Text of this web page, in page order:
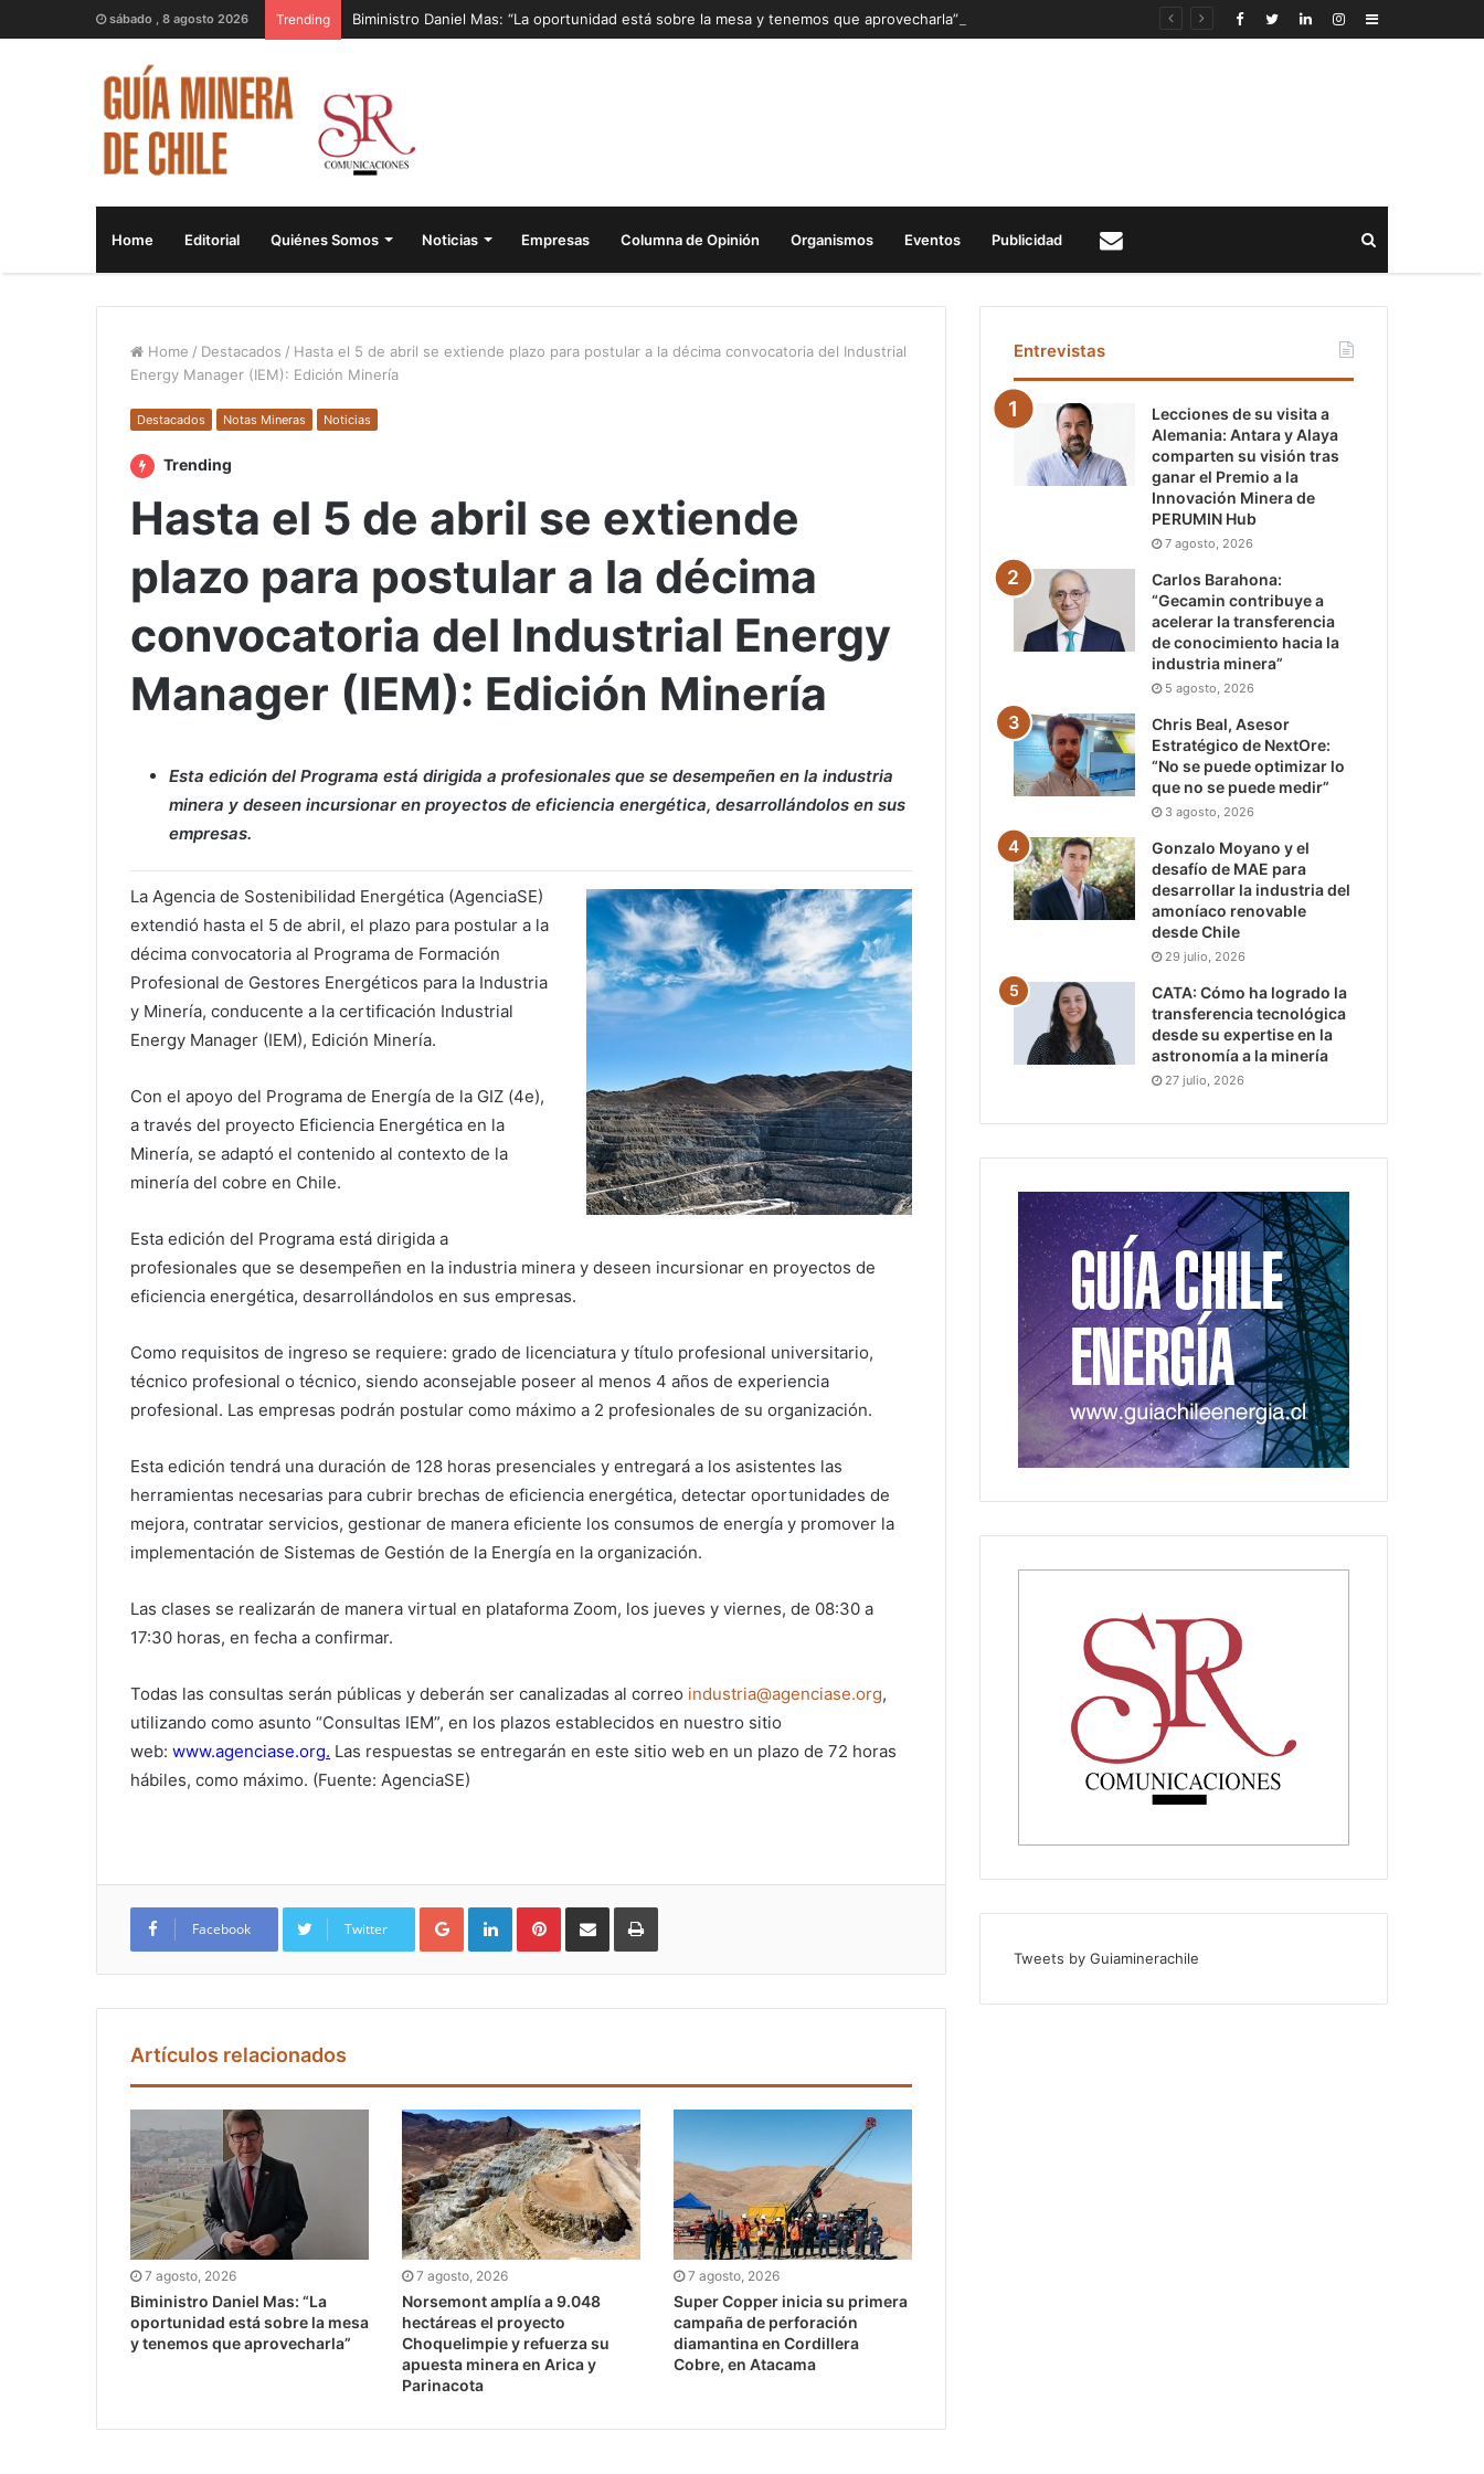
sábado , 8 agosto 2026 Trending Biministro Daniel Mas: “La oportunidad está sobre la mesa y tenemos que aprovecharla” Sidebar
Home Editorial Quiénes Somos Noticias Empresas Columna de Opinión Organismos Eventos Publicidad
Home / Destacados / Hasta el 5 de abril se extiende plazo para postular a la décima convocatoria del Industrial
Energy Manager (IEM): Edición Minería
Destacados Notas Mineras Noticias
Trending
Hasta el 5 de abril se extiende
plazo para postular a la décima
convocatoria del Industrial Energy
Manager (IEM): Edición Minería
Esta edición del Programa está dirigida a profesionales que se desempeñen en la industria
minera y deseen incursionar en proyectos de eficiencia energética, desarrollándolos en sus
empresas.
La Agencia de Sostenibilidad Energética (AgenciaSE)
extendió hasta el 5 de abril, el plazo para postular a la
décima convocatoria al Programa de Formación
Profesional de Gestores Energéticos para la Industria
y Minería, conducente a la certificación Industrial
Energy Manager (IEM), Edición Minería.
Con el apoyo del Programa de Energía de la GIZ (4e),
a través del proyecto Eficiencia Energética en la
Minería, se adaptó el contenido al contexto de la
minería del cobre en Chile.
Esta edición del Programa está dirigida a
profesionales que se desempeñen en la industria minera y deseen incursionar en proyectos de
eficiencia energética, desarrollándolos en sus empresas.
Como requisitos de ingreso se requiere: grado de licenciatura y título profesional universitario,
técnico profesional o técnico, siendo aconsejable poseer al menos 4 años de experiencia
profesional. Las empresas podrán postular como máximo a 2 profesionales de su organización.
Esta edición tendrá una duración de 128 horas presenciales y entregará a los asistentes las
herramientas necesarias para cubrir brechas de eficiencia energética, detectar oportunidades de
mejora, contratar servicios, gestionar de manera eficiente los consumos de energía y promover la
implementación de Sistemas de Gestión de la Energía en la organización.
Las clases se realizarán de manera virtual en plataforma Zoom, los jueves y viernes, de 08:30 a
17:30 horas, en fecha a confirmar.
Todas las consultas serán públicas y deberán ser canalizadas al correo industria@agenciase.org,
utilizando como asunto “Consultas IEM”, en los plazos establecidos en nuestro sitio
web: www.agenciase.org. Las respuestas se entregarán en este sitio web en un plazo de 72 horas
hábiles, como máximo. (Fuente: AgenciaSE)
Facebook Twitter
Google+ LinkedIn Pinterest
Artículos relacionados
7 agosto, 2026
Biministro Daniel Mas: “La
oportunidad está sobre la mesa
y tenemos que aprovecharla”
7 agosto, 2026
Norsemont amplía a 9.048
hectáreas el proyecto
Choquelimpie y refuerza su
apuesta minera en Arica y
Parinacota
7 agosto, 2026
Super Copper inicia su primera
campaña de perforación
diamantina en Cordillera
Cobre, en Atacama
Entrevistas
Lecciones de su visita a
Alemania: Antara y Alaya
comparten su visión tras
ganar el Premio a la
Innovación Minera de
PERUMIN Hub
7 agosto, 2026
Carlos Barahona:
“Gecamin contribuye a
acelerar la transferencia
de conocimiento hacia la
industria minera”
5 agosto, 2026
Chris Beal, Asesor
Estratégico de NextOre:
“No se puede optimizar lo
que no se puede medir”
3 agosto, 2026
Gonzalo Moyano y el
desafío de MAE para
desarrollar la industria del
amoníaco renovable
desde Chile
29 julio, 2026
CATA: Cómo ha logrado la
transferencia tecnológica
desde su expertise en la
astronomía a la minería
27 julio, 2026
Tweets by Guiaminerachile